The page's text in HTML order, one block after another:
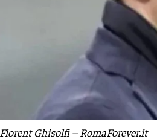
Florent Ghisolfi – RomaForever.it